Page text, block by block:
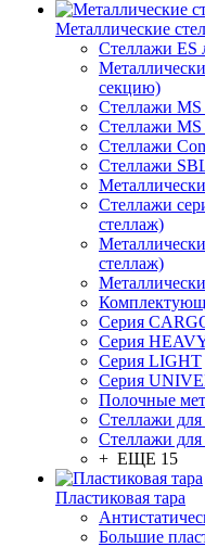
Металлические
Стеллажи ES
секцию)
Стеллажи MS
Стеллажи MS
Стеллажи
Стеллажи
Стеллажи
стеллаж)
стеллаж)
Серия
Серия
Серия LIGHT
Серия
Полочные
Стеллажи
Стеллажи
+ ЕЩЕ 15
Пластиковая тара
Большие